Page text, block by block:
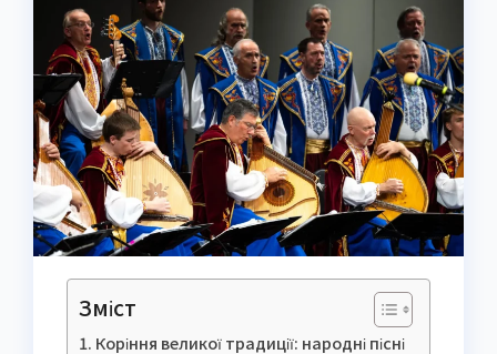
Зміст
Коріння великої традиції: народні пісні